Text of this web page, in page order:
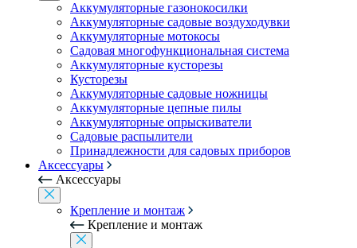
Аккумуляторные газонокосилки
Аккумуляторные садовые воздуходувки
Аккумуляторные мотокосы
Садовая многофункциональная система
Аккумуляторные кусторезы
Кусторезы
Аккумуляторные садовые ножницы
Аккумуляторные цепные пилы
Аккумуляторные опрыскиватели
Садовые распылители
Принадлежности для садовых приборов
Аксессуары
Аксессуары
Крепление и монтаж
Крепление и монтаж